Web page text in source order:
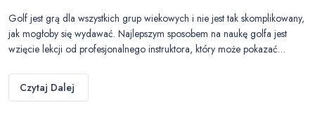
Golf jest grą dla wszystkich grup wiekowych i nie jest tak skomplikowany,
jak mogłoby się wydawać. Najlepszym sposobem na naukę golfa jest
wzięcie lekcji od profesjonalnego instruktora, który może pokazać…
Czytaj Dalej